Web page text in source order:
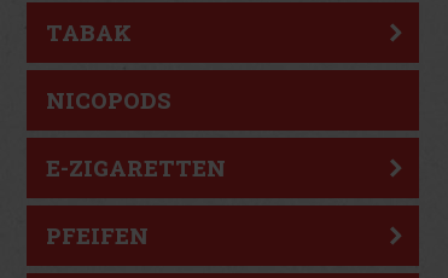
TABAK
NICOPODS
E-ZIGARETTEN
PFEIFEN